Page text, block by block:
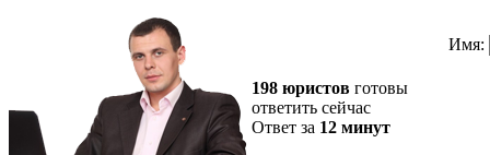
198 юристов готовы
ответить сейчас
Ответ за 12 минут
Имя: